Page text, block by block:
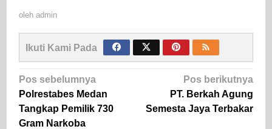
oleh admin
Ikuti Kami Pada
Navigasi
pos
Pos sebelumnya
Polrestabes Medan
Tangkap Pemilik 730
Gram Narkoba
Pos berikutnya
PT. Berkah Agung
Semesta Jaya Terbakar